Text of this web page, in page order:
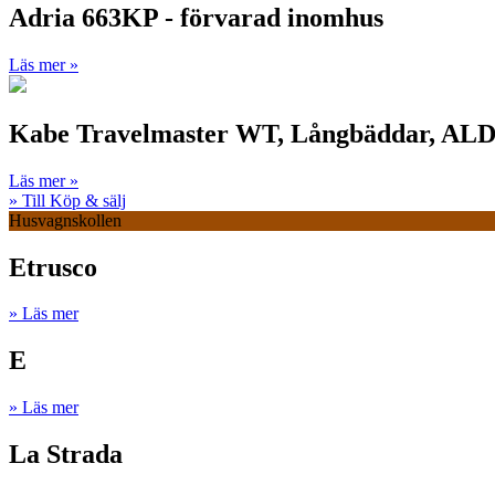
Adria 663KP - förvarad inomhus
Läs mer »
Kabe Travelmaster WT, Långbäddar,
Läs mer »
» Till Köp & sälj
Husvagnskollen
Etrusco
» Läs mer
E
» Läs mer
La Strada